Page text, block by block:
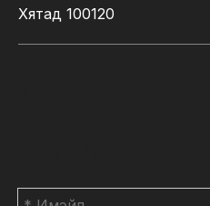
Хятад 100120